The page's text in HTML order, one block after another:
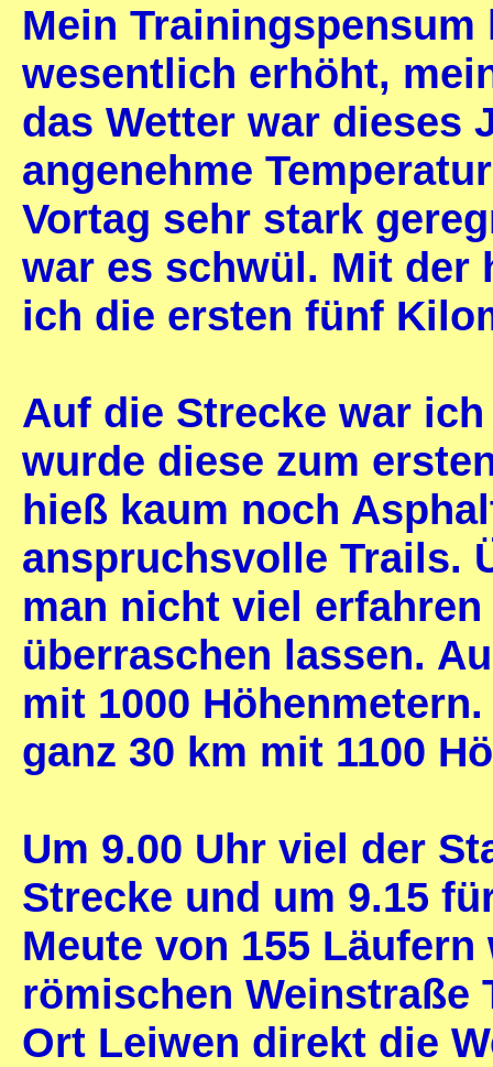
Mein
wesentlich erhöht,
das Wetter war dieses
angenehme
Vortag sehr stark
war es schwül. Mit der
ich die ersten fünf
Auf die Strecke war
wurde diese zum
hieß kaum noch
anspruchsvolle Trails.
man nicht viel
überraschen lassen.
mit 1000
ganz 30 km mit 1100
Um 9.00 Uhr viel der
Strecke und um 9.15
Meute von 155
römischen Weinstraße
Ort Leiwen direkt die